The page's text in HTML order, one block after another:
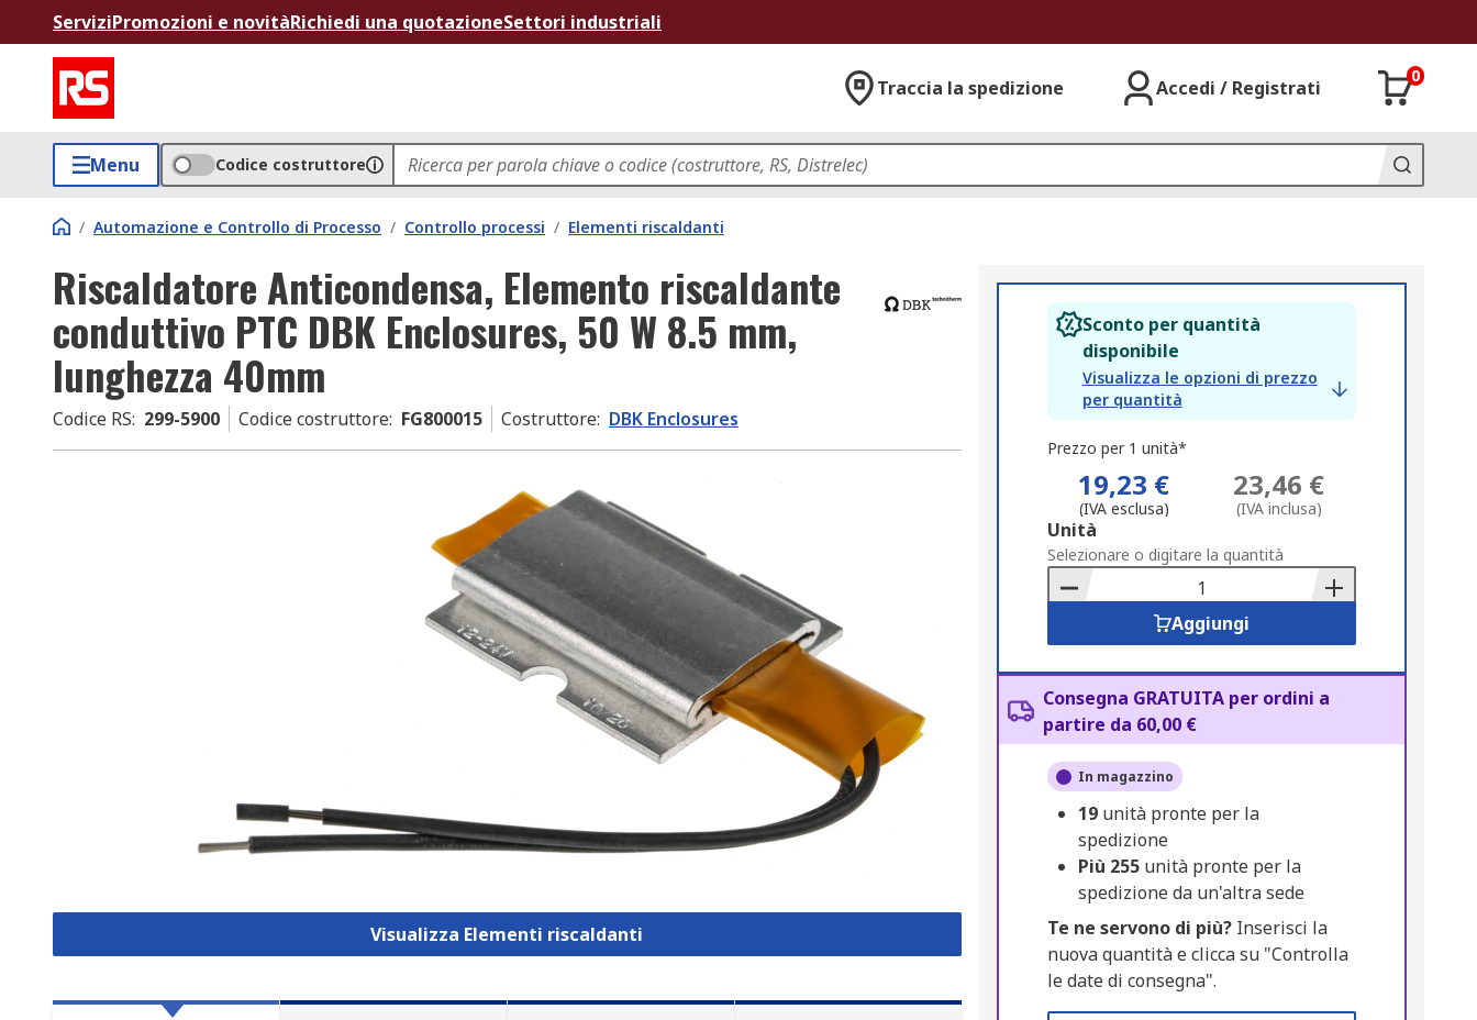
ServiziPromozioni e novitàRichiedi una quotazioneSettori industriali
Traccia la spedizione Accedi / Registrati
0
Menu Codice costruttore
/ Automazione e Controllo di Processo / Controllo processi / Elementi riscaldanti
Riscaldatore Anticondensa, Elemento riscaldante
conduttivo PTC DBK Enclosures, 50 W 8.5 mm,
lunghezza 40mm
Codice RS: 299-5900 Codice costruttore: FG800015 Costruttore: DBK Enclosures
Visualizza Elementi riscaldanti
Sconto per quantità
disponibile
Visualizza le opzioni di prezzo
per quantità
Prezzo per 1 unità*
19,23 €
(IVA esclusa)
23,46 €
(IVA inclusa)
Add
to
Basket
Unità
Selezionare o digitare la quantità
Aggiungi
Consegna GRATUITA per ordini a
partire da 60,00 €
In magazzino
19 unità pronte per la
spedizione
Più 255 unità pronte per la
spedizione da un'altra sede
Te ne servono di più?Inserisci la
nuova quantità e clicca su "Controlla
le date di consegna".